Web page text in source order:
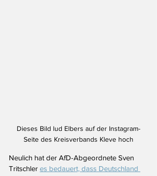
Dieses Bild lud Elbers auf der Instagram-
Seite des Kreisverbands Kleve hoch
Neulich hat der AfD-Abgeordnete Sven
Tritschler es bedauert, dass Deutschland